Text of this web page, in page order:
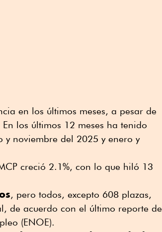
en los últimos meses, a pesar de
los últimos 12 meses ha tenido
y noviembre del 2025 y enero y
creció 2.1%, con lo que hiló 13
, pero todos, excepto 608 plazas,
de acuerdo con el último reporte de
(ENOE).